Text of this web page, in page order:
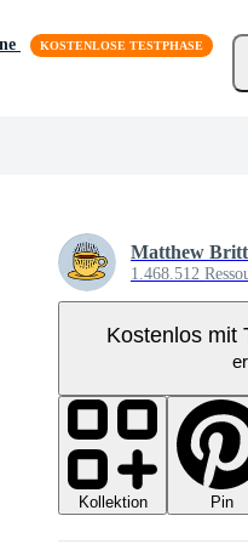
Matthew
1.468.512
Kostenlos mit
Kollektion Pin